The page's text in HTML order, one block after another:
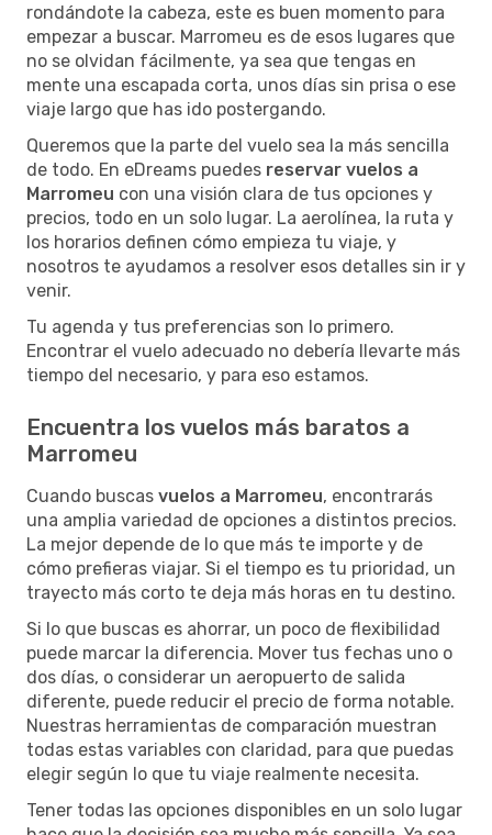
rondándote la cabeza, este es buen momento para
empezar a buscar. Marromeu es de esos lugares que
no se olvidan fácilmente, ya sea que tengas en
mente una escapada corta, unos días sin prisa o ese
viaje largo que has ido postergando.
Queremos que la parte del vuelo sea la más sencilla
de todo. En eDreams puedes reservar vuelos a
Marromeu con una visión clara de tus opciones y
precios, todo en un solo lugar. La aerolínea, la ruta y
los horarios definen cómo empieza tu viaje, y
nosotros te ayudamos a resolver esos detalles sin ir y
venir.
Tu agenda y tus preferencias son lo primero.
Encontrar el vuelo adecuado no debería llevarte más
tiempo del necesario, y para eso estamos.
Encuentra los vuelos más baratos a
Marromeu
Cuando buscas vuelos a Marromeu, encontrarás
una amplia variedad de opciones a distintos precios.
La mejor depende de lo que más te importe y de
cómo prefieras viajar. Si el tiempo es tu prioridad, un
trayecto más corto te deja más horas en tu destino.
Si lo que buscas es ahorrar, un poco de flexibilidad
puede marcar la diferencia. Mover tus fechas uno o
dos días, o considerar un aeropuerto de salida
diferente, puede reducir el precio de forma notable.
Nuestras herramientas de comparación muestran
todas estas variables con claridad, para que puedas
elegir según lo que tu viaje realmente necesita.
Tener todas las opciones disponibles en un solo lugar